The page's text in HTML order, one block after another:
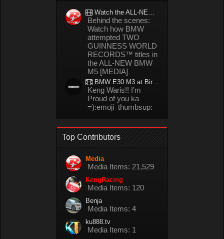
Watch the ALL-NEW BMW M5 refuel mid-drift to take TWO GUINNESS WORLD RECORDS™ titles
Behind the scenes:
Watch how BMW
attempted TWO
GUINNESS WORLD
RECORDS™ titles in
the ALL-NEW BMW
M5 [MEDIA]
BMW E30 M3 at Bira circuit Thailand in 02/2008
Keng Waris!! I'm
Proud of you ka
=):emoji_thumbsup:
Top Contributors
Media
Media Items: 21,529
KengRacing
Media Items: 120
Benja
Media Items: 4
ku888.tv
Media Items: 1